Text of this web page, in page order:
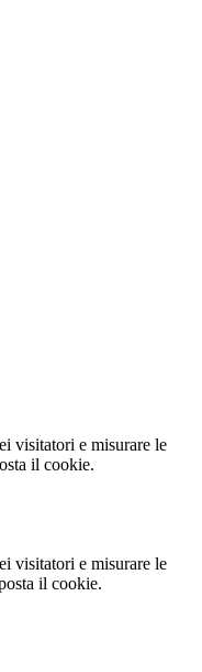
visitatori e misurare le
il cookie.
visitatori e misurare le
il cookie.